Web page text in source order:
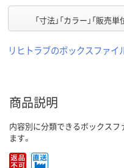
「寸法」「カラー」「販売
リヒトラブのボックスファイ
商品説明
内容別に分類できるボックスフ
ます。